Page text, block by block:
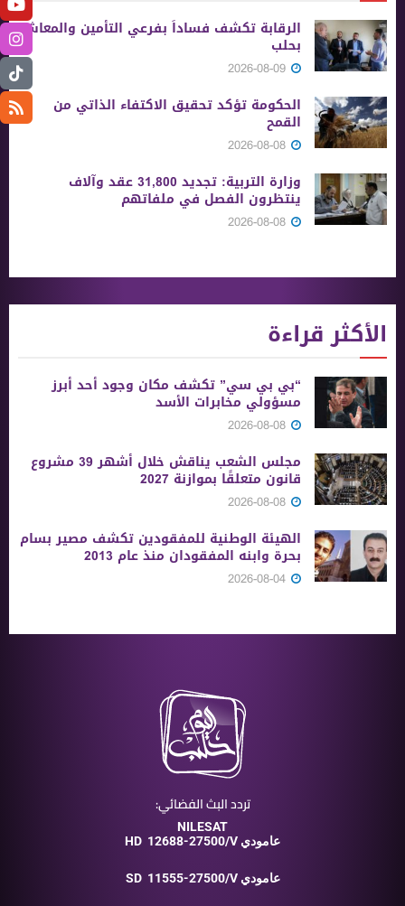
الرقابة تكشف فساداً بفرعي التأمين والمعاش
بحلب
الحكومة تؤكد تحقيق الاكتفاء الذاتي من
القمح
وزارة التربية: تجديد 31,800 عقد وآلاف
ينتظرون الفصل في ملفاتهم
الأكثر قراءة
“بي بي سي” تكشف مكان وجود أحد أبرز
مسؤولي مخابرات الأسد
مجلس الشعب يناقش خلال أشهر 39 مشروع
قانون متعلقًا بموازنة 2027
الهيئة الوطنية للمفقودين تكشف مصير بسام
بحرة وابنه المفقودان منذ عام 2013
تردد البث الفضائي:
NILESAT
HD
12688-27500/V عامودي
SD 11555-27500/V عامودي